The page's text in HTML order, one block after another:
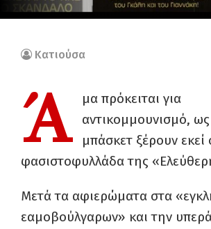
Κατιούσα
Ά
μα πρόκειται για
αντικομμουνισμό,
μπάσκετ ξέρουν εκεί
φασιστοφυλλάδα της
Μετά τα αφιερώματα στα
εαμοβούλγαρων» και την